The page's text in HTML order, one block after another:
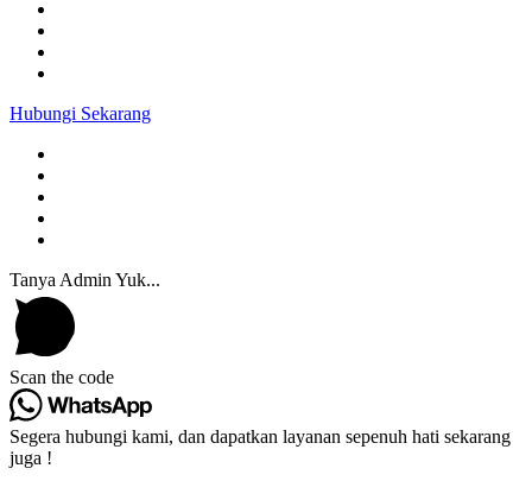
Hubungi Sekarang
Tanya Admin Yuk...
Scan the code
Segera hubungi kami, dan dapatkan layanan sepenuh hati sekarang
juga !